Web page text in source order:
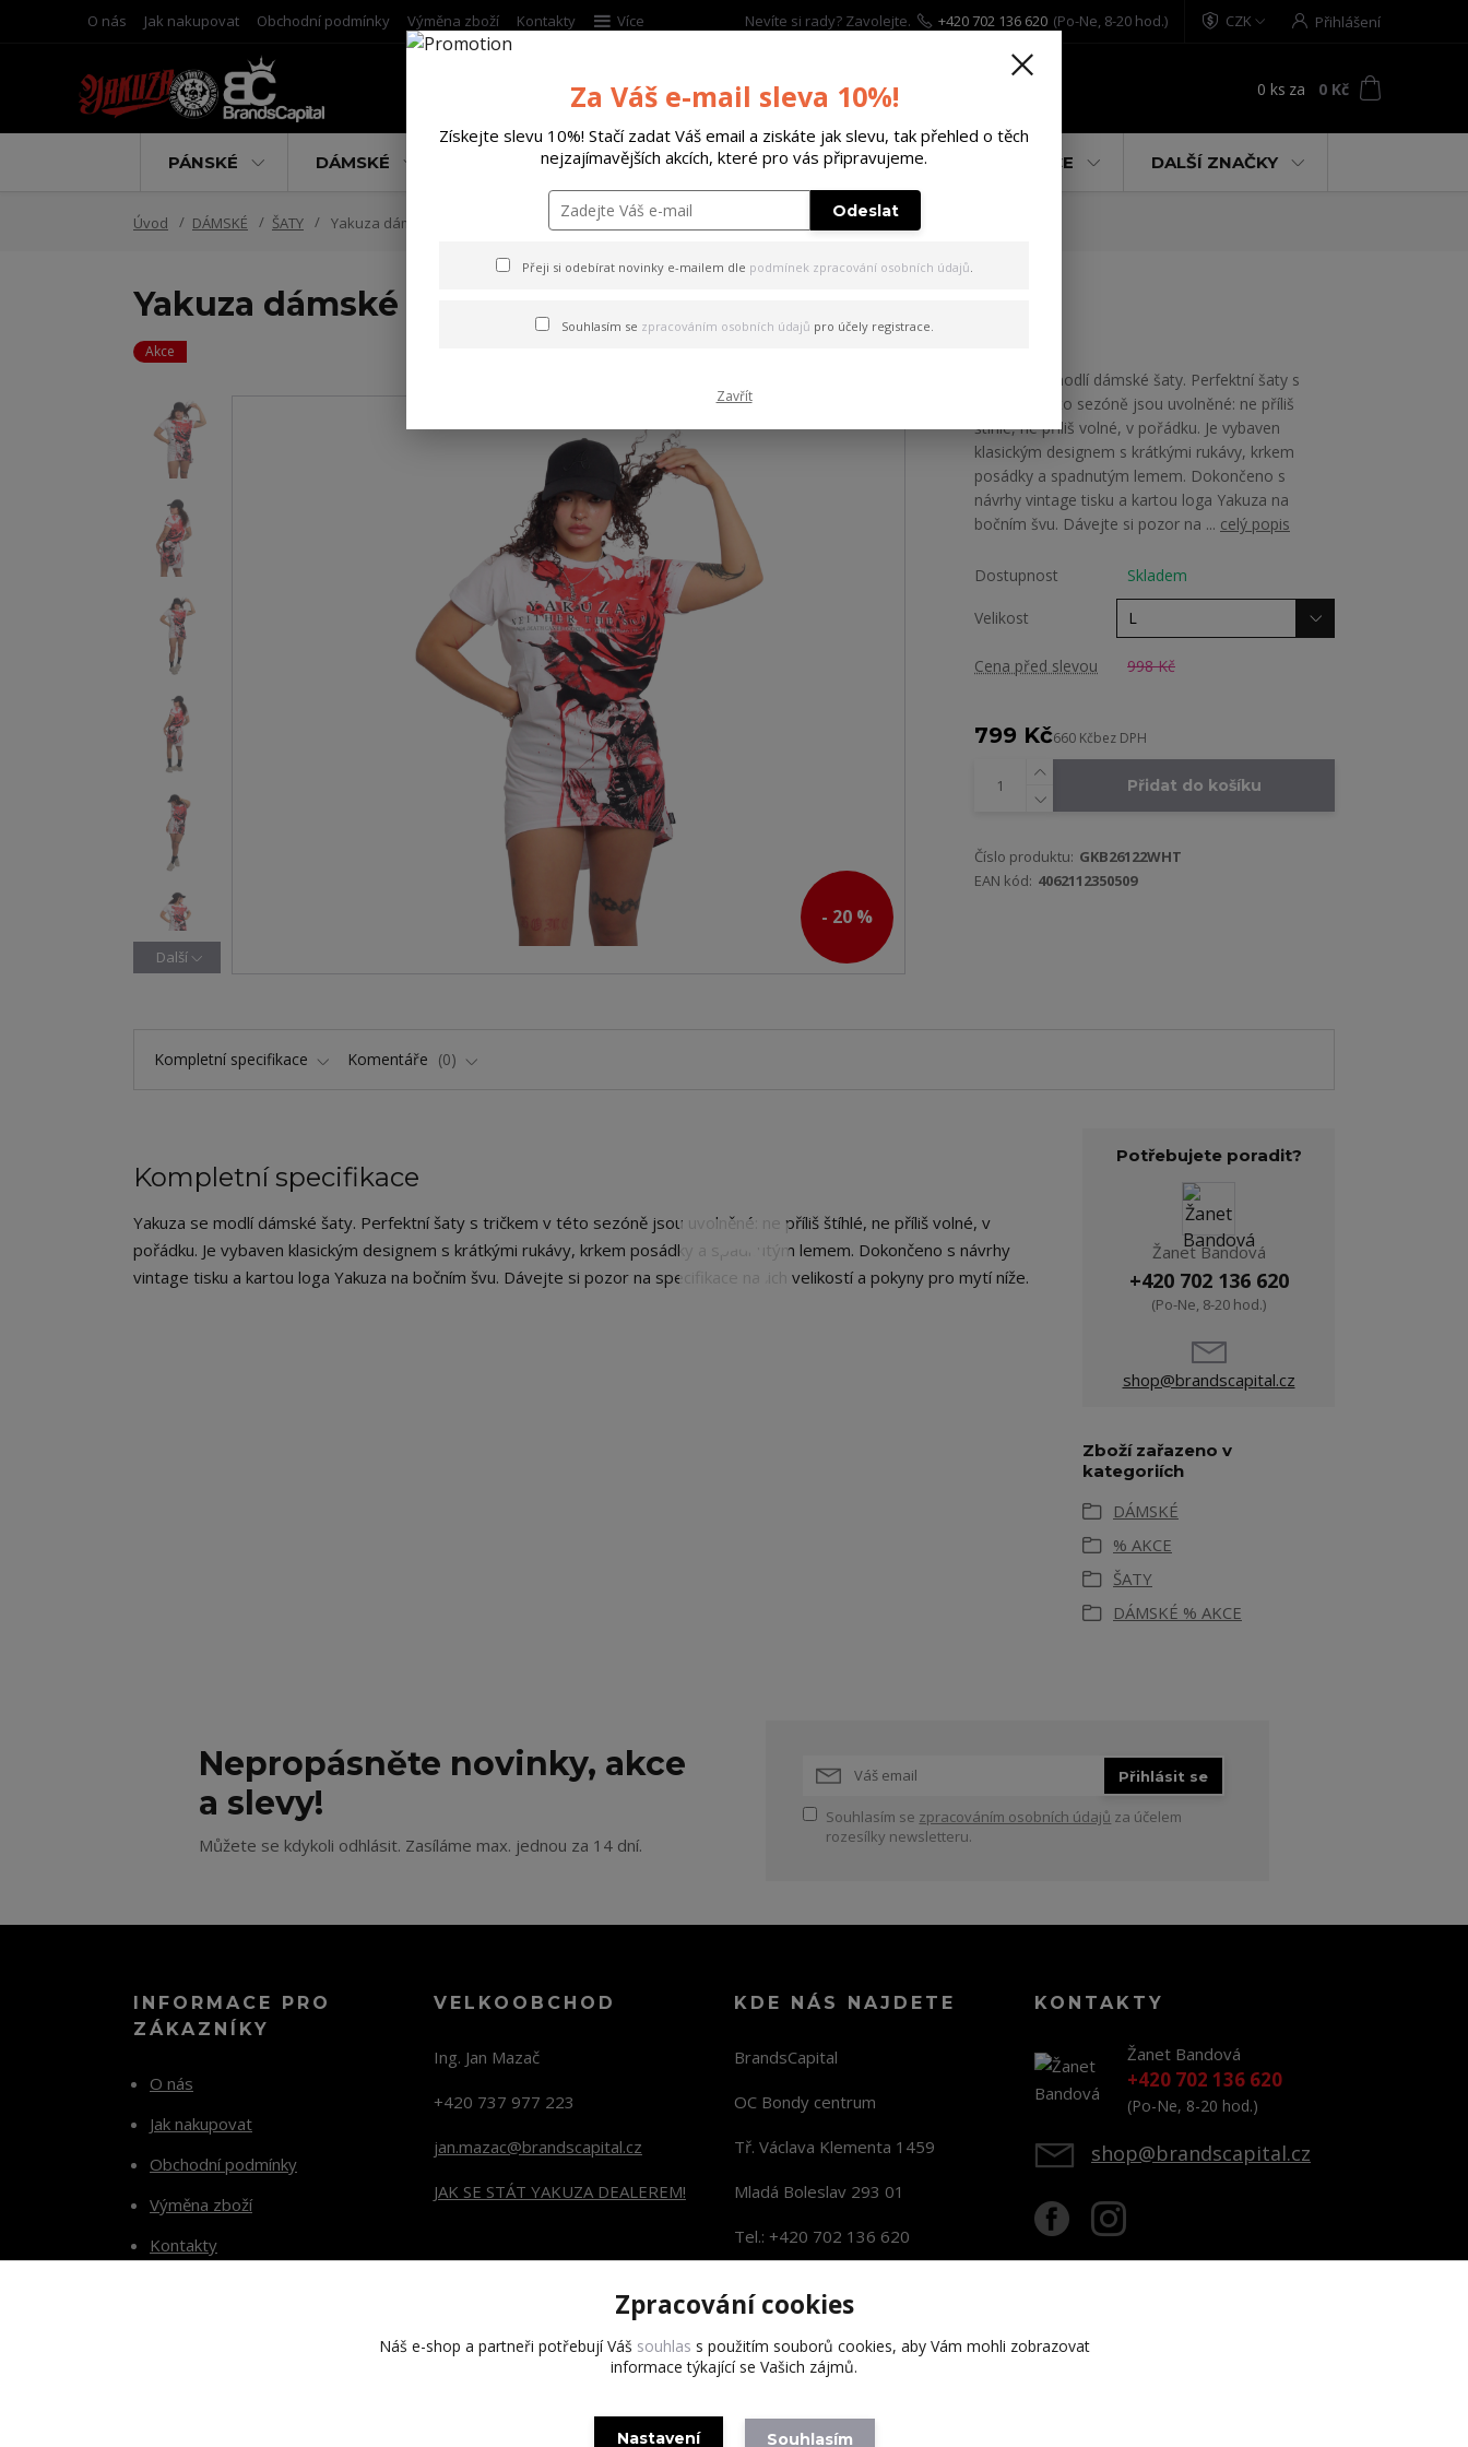
O nás Jak nakupovat Obchodní podmínky Výměna zboží Kontakty Více CZK Přihlášení
Nevíte si rady? Zavolejte. +420 702 136 620 (Po-Ne, 8-20 hod.)
0 ks za 0 Kč
PÁNSKÉ DÁMSKÉ DOPLŇKY DÁRKOVÉ POUKAZY % AKCE DALŠÍ ZNAČKY
Úvod DÁMSKÉ ŠATY Yakuza dámské šaty Pray Urban T-Shirt Dress white L
Yakuza dámské šaty Pray Urban T-Shirt Dress white L
Akce
- 20 %
Další
Yakuza se modlí dámské šaty. Perfektní šaty s
tričkem v této sezóně jsou uvolněné: ne příliš
štíhlé, ne příliš volné, v pořádku. Je vybaven
klasickým designem s krátkými rukávy, krkem
posádky a spadnutým lemem. Dokončeno s
návrhy vintage tisku a kartou loga Yakuza na
bočním švu. Dávejte si pozor na ... celý popis
Dostupnost Skladem
Velikost
Cena před slevou 998 Kč
799 Kč660 Kčbez DPH
Přidat do košíku
Číslo produktu: GKB26122WHT
EAN kód: 4062112350509
Kompletní specifikace Komentáře 0
Kompletní specifikace
Yakuza se modlí dámské šaty. Perfektní šaty s tričkem v této sezóně jsou uvolněné: ne příliš štíhlé, ne příliš volné, v
pořádku. Je vybaven klasickým designem s krátkými rukávy, krkem posádky a spadnutým lemem. Dokončeno s návrhy
vintage tisku a kartou loga Yakuza na bočním švu. Dávejte si pozor na specifikace našich velikostí a pokyny pro mytí níže.
Potřebujete poradit?
Žanet Bandová
+420 702 136 620
(Po-Ne, 8-20 hod.)
shop@brandscapital.cz
Zboží zařazeno v
kategoriích
DÁMSKÉ
% AKCE
ŠATY
DÁMSKÉ % AKCE
Nepropásněte novinky, akce
a slevy!
Můžete se kdykoli odhlásit. Zasíláme max. jednou za 14 dní.
Přihlásit se
Souhlasím se zpracováním osobních údajů za účelem
rozesílky newsletteru.
INFORMACE PRO
ZÁKAZNÍKY
O nás
Jak nakupovat
Obchodní podmínky
Výměna zboží
Kontakty
VELKOOBCHOD
Ing. Jan Mazač
+420 737 977 223
jan.mazac@brandscapital.cz
JAK SE STÁT YAKUZA DEALEREM!
KDE NÁS NAJDETE
BrandsCapital
OC Bondy centrum
Tř. Václava Klementa 1459
Mladá Boleslav 293 01
Tel.: +420 702 136 620
KONTAKTY
Žanet Bandová
+420 702 136 620
(Po-Ne, 8-20 hod.)
shop@brandscapital.cz
Copyright 2020 BrandsCapital s.r.o.
Za Váš e-mail sleva 10%!
Získejte slevu 10%! Stačí zadat Váš email a ziskáte jak slevu, tak přehled o těch
nejzajímavějších akcích, které pro vás připravujeme.
Odeslat
Přeji si odebírat novinky e-mailem dle podmínek zpracování osobních údajů.
Souhlasím se zpracováním osobních údajů pro účely registrace.
Zavřít
Zpracování cookies
Náš e-shop a partneři potřebují Váš souhlas s použitím souborů cookies, aby Vám mohli zobrazovat
informace týkající se Vašich zájmů.
Nastavení Souhlasím